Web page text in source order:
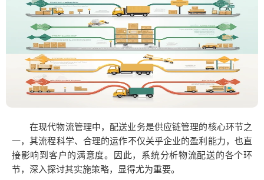
在现代物流管理中，配送业务是供应链管理的核心环节之
一，其流程科学、合理的运作不仅关乎企业的盈利能力，也直
接影响到客户的满意度。因此，系统分析物流配送的各个环
节，深入探讨其实施策略，显得尤为重要。